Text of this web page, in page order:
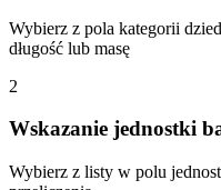
Wybierz z pola kategorii
długość lub masę
2
Wskazanie jednostki
Wybierz z listy w polu